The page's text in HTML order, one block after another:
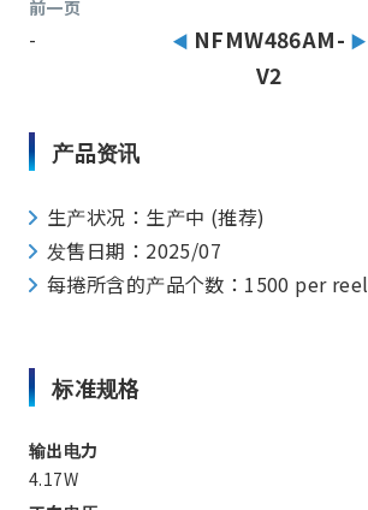
前一页
-
NFMW486AM-
V2
产品资讯
生产状况：生产中 (推荐)
发售日期：2025/07
每捲所含的产品个数：1500 per reel
标准规格
输出电力
4.17W